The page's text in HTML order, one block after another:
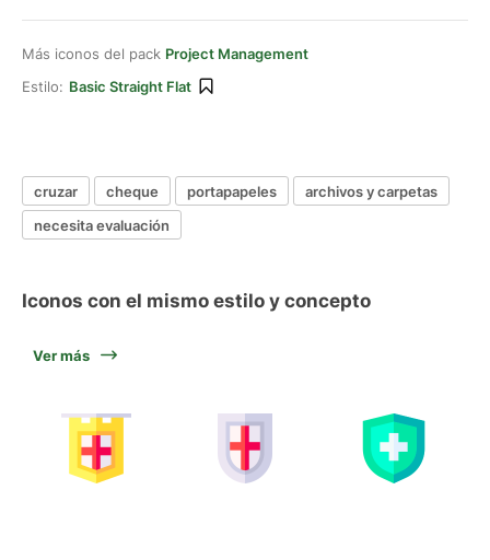
Más iconos del pack Project Management
Estilo: Basic Straight Flat
cruzar cheque portapapeles
archivos y carpetas
necesita evaluación
Iconos con el mismo estilo y concepto
Ver más